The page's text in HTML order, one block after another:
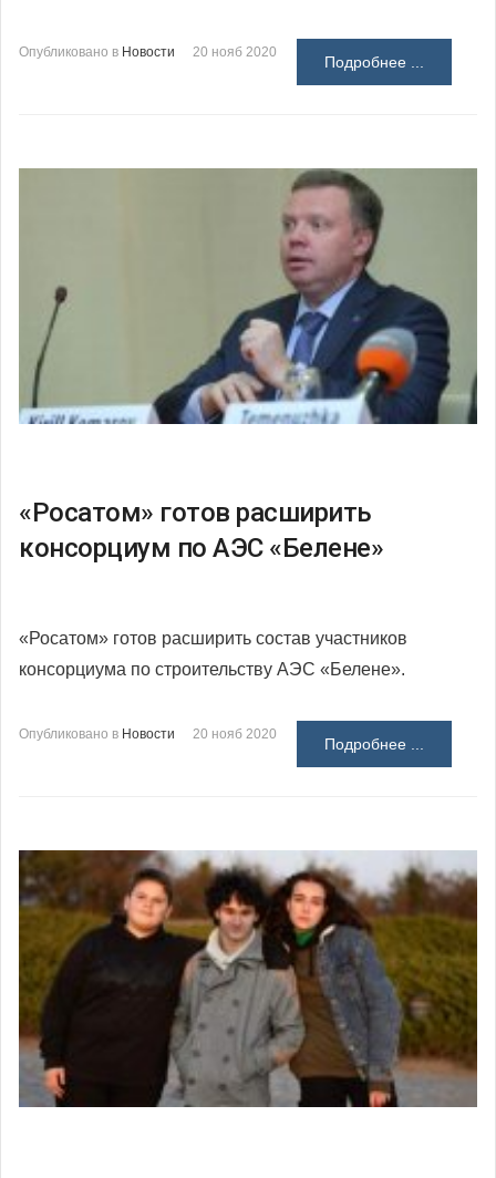
Опубликовано в Новости 20 нояб 2020
Подробнее ...
«Росатом» готов расширить
консорциум по АЭС «Белене»
«Росатом» готов расширить состав участников
консорциума по строительству АЭС «Белене».
Опубликовано в Новости 20 нояб 2020
Подробнее ...